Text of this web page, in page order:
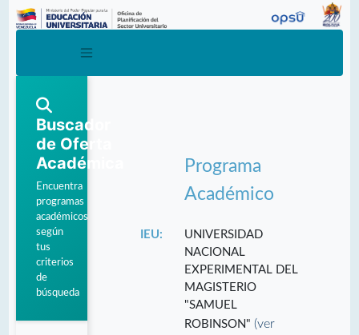
Buscador
de Oferta
Académica
Encuentra
programas
académicos
según
tus
criterios
de
búsqueda
Programa
Académico
IEU:
UNIVERSIDAD
NACIONAL
EXPERIMENTAL DEL
MAGISTERIO
"SAMUEL
ROBINSON"(ver